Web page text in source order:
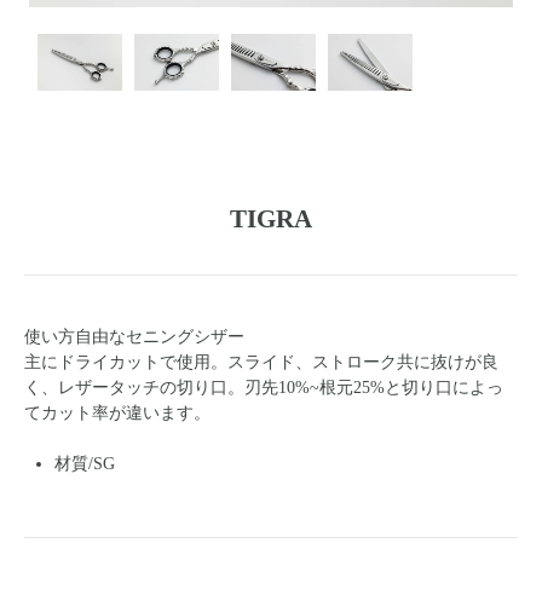
TIGRA
使い方自由なセニングシザー
主にドライカットで使用。スライド、ストローク共に抜けが良
く、レザータッチの切り口。刃先10%~根元25%と切り口によっ
てカット率が違います。
材質/SG